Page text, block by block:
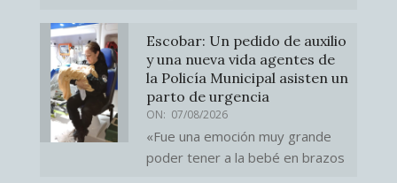
Escobar: Un pedido de auxilio
y una nueva vida agentes de
la Policía Municipal asisten un
parto de urgencia
ON: 07/08/2026
«Fue una emoción muy grande
poder tener a la bebé en brazos